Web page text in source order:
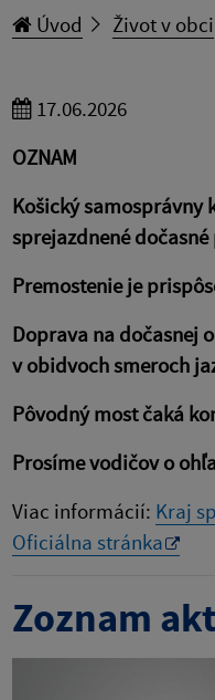
Úvod Život v obci
17.06.2026
OZNAM
Košický
sprejazdnené
Premostenie je
Doprava na dočasnej
v obidvoch smeroch
Pôvodný most čaká
Prosíme vodičov o
Viac informácií: Kraj
Oficiálna stránka
Zoznam